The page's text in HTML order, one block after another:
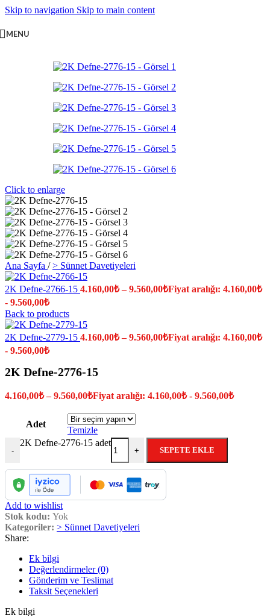
Skip to navigation Skip to main content
MENU
Click to enlarge
Ana Sayfa / > Sünnet Davetiyeleri
2K Defne-2766-15 4.160,00₺ –9.560,00₺Fiyat aralığı: 4.160,00₺
- 9.560,00₺
Back to products
2K Defne-2779-15 4.160,00₺ –9.560,00₺Fiyat aralığı: 4.160,00₺
- 9.560,00₺
2K Defne-2776-15
4.160,00₺ –9.560,00₺Fiyat aralığı: 4.160,00₺ - 9.560,00₺
Adet
Temizle
-
2K Defne-2776-15 adet
+ SEPETE EKLE
Add to wishlist
Stok kodu: Yok
Kategoriler: > Sünnet Davetiyeleri
Share:
Ek bilgi
Değerlendirmeler (0)
Gönderim ve Teslimat
Taksit Seçenekleri
Ek bilgi